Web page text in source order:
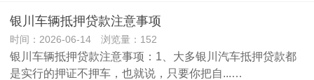
银川车辆抵押贷款注意事项
时间：2026-06-14 浏览量：152
银川车辆抵押贷款注意事项：1、大多银川汽车抵押贷款都
是实行的押证不押车，也就说，只要你把自...…